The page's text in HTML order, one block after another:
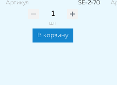
Артикул SE-2-70
шт
В корзину